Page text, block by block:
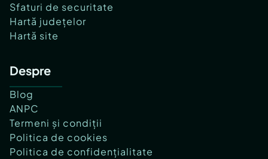
Sfaturi de securitate
Hartă județelor
Hartă site
Despre
Blog
ANPC
Termeni și condiții
Politica de cookies
Politica de confidențialitate